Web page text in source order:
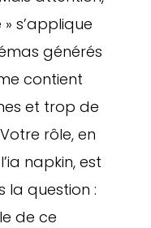
s’applique
générés
contient
et trop de
rôle, en
napkin, est
la question :
de ce